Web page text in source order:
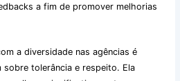
a fim de promover melhorias
a diversidade nas agências é
sobre tolerância e respeito. Ela